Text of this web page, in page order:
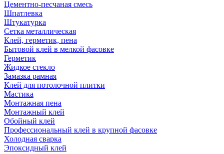
Цементно-песчаная смесь
Шпатлевка
Штукатурка
Сетка металлическая
Клей, герметик, пена
Бытовой клей в мелкой фасовке
Герметик
Жидкое стекло
Замазка рамная
Клей для потолочной плитки
Мастика
Монтажная пена
Монтажный клей
Обойный клей
Профессиональный клей в крупной фасовке
Холодная сварка
Эпоксидный клей